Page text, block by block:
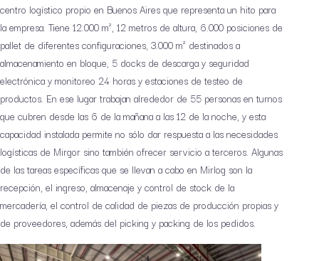
centro logístico propio en Buenos Aires que representa un hito para
la empresa. Tiene 12.000 m², 12 metros de altura, 6.000 posiciones de
pallet de diferentes configuraciones, 3.000 m² destinados a
almacenamiento en bloque, 5 docks de descarga y seguridad
electrónica y monitoreo 24 horas y estaciones de testeo de
productos. En ese lugar trabajan alrededor de 55 personas en turnos
que cubren desde las 6 de la mañana a las 12 de la noche, y esta
capacidad instalada permite no sólo dar respuesta a las necesidades
logísticas de Mirgor sino también ofrecer servicio a terceros. Algunas
de las tareas específicas que se llevan a cabo en Mirlog son la
recepción, el ingreso, almacenaje y control de stock de la
mercadería, el control de calidad de piezas de producción propias y
de proveedores, además del picking y packing de los pedidos.